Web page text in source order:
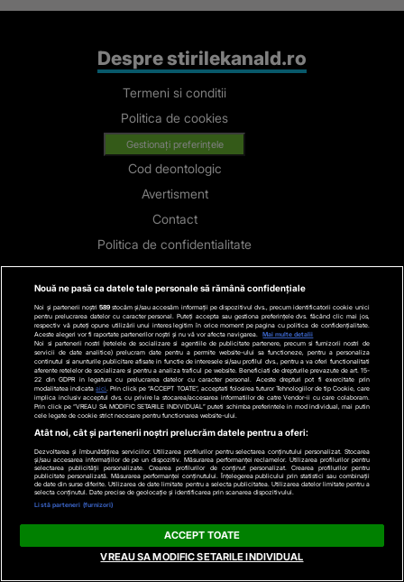
Despre stirilekanald.ro
Termeni si conditii
Politica de cookies
Gestionați preferințele
Cod deontologic
Avertisment
Contact
Politica de confidentialitate
Categorii
Stiri actuale
Stiri Politice
Educatie
Stiri externe
Life
Tech
Stiri auto
Stiri economice
Contact
Nouă ne pasă ca datele tale personale să rămână confidențiale
Noi și partenerii noștri 589stocăm și/sau accesăm informații pe dispozitivul dvs., precum identificatorii cookie unici
pentru prelucrarea datelor cu caracter personal. Puteți accepta sau gestiona preferințele dvs. făcând clic mai jos,
respectiv vă puteți opune utilizării unui interes legitim în orice moment pe pagina cu politica de confidențialitate.
Aceste alegeri vor fi raportate partenerilor noștri și nu vă vor afecta navigarea.
Mai multe detalii
Noi si partenerii nostri (retelele de socializare si agentiile de publicitate partenere, precum si furnizorii nostri de
servicii de date analitice) prelucram date pentru a permite website-ului sa functioneze, pentru a personaliza
continutul si anunturile publicitare afisate in functie de interesele si/sau profilul dvs., pentru a va oferi functionalitati
aferente retelelor de socializare si pentru a analiza traficul pe website. Beneficiati de drepturile prevazute de art. 15-
22 din GDPR in legatura cu prelucrarea datelor cu caracter personal. Aceste drepturi pot fi exercitate prin
modalitatea indicataaici . Prin click pe “ACCEPT TOATE”, acceptati folosirea tuturor Tehnologiilor de tip Cookie, care
implica inclusiv acceptul dvs. cu privire la stocarea/accesarea informatiilor de catre Vendor-ii cu care colaboram.
Prin click pe “VREAU SA MODIFIC SETARILE INDIVIDUAL” puteti schimba preferintele in mod individual, mai putin
cele legate de cookie strict necesare pentru functionarea website-ului.
Atât noi, cât și partenerii noștri prelucrăm datele pentru a oferi:
Dezvoltarea și îmbunătățirea serviciilor. Utilizarea profilurilor pentru selectarea conținutului personalizat. Stocarea
și/sau accesarea informațiilor de pe un dispozitiv. Măsurarea performanței reclamelor. Utilizarea profilurilor pentru
selectarea publicității personalizate. Crearea profilurilor de conținut personalizat. Crearea profilurilor pentru
publicitate personalizată. Măsurarea performanței conținutului. Înțelegerea publicului prin statistici sau combinații
de date din surse diferite. Utilizarea de date limitate pentru a selecta publicitatea. Utilizarea datelor limitate pentru a
selecta conținutul. Date precise de geolocație și identificarea prin scanarea dispozitivului.
Listă parteneri (furnizori)
ACCEPT TOATE
VREAU SA MODIFIC SETARILE INDIVIDUAL